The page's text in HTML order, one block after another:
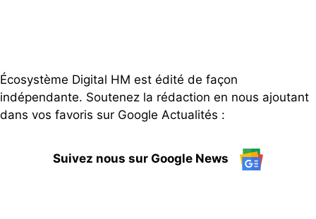
Écosystème Digital HM est édité de façon
indépendante. Soutenez la rédaction en nous ajoutant
dans vos favoris sur Google Actualités :
Suivez nous sur Google News